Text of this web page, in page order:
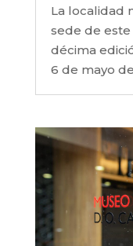
La localidad
sede de
décima
6 de mayo